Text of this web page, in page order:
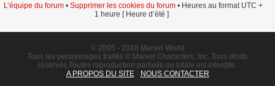
L’équipe du forum• Supprimer les cookies du forum• Heures au format UTC +
1 heure [ Heure d’été ]
© 2005 - 2016 Marvel World
Tous les personnages traités © Marvel Characters, Inc. Tous droits
réservés.Toutes reproduction partielle ou totale est interdite.
A PROPOS DU SITE- NOUS CONTACTER